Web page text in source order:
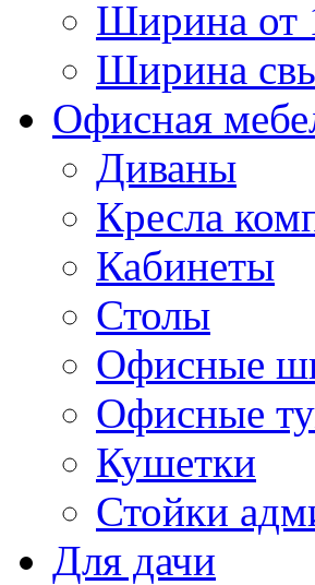
Ширина от
Ширина
Офисная
Диваны
Кресла
Кабинеты
Столы
Офисные
Офисные
Кушетки
Стойки
Для дачи